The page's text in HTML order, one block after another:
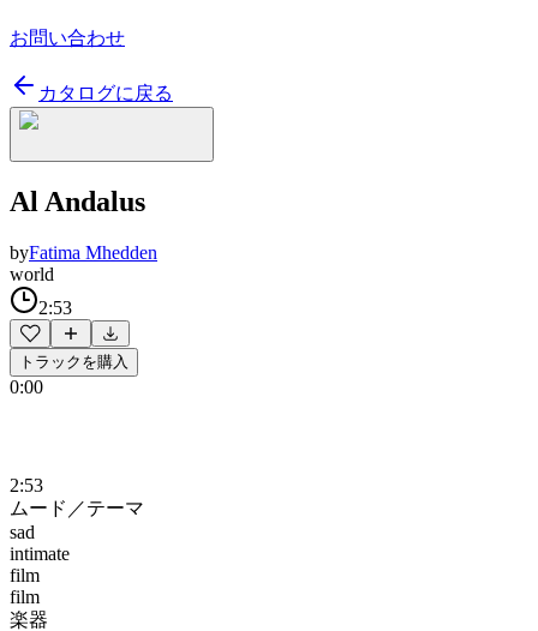
お問い合わせ
カタログに戻る
Al Andalus
byFatima Mhedden
world
2:53
トラックを購入
0:00
2:53
ムード／テーマ
sad
intimate
film
film
楽器